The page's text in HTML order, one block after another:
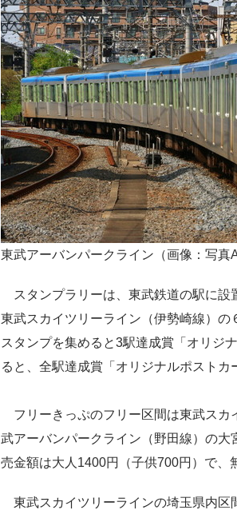
東武アーバンパークライン（画像：写真
スタンプラリーは、東武鉄道の駅に設
東武スカイツリーライン（伊勢崎線）
スタンプを集めると3駅達成賞「オリジ
ると、全駅達成賞「オリジナルポストカ
フリーきっぷのフリー区間は東武スカ
武アーバンパークライン（野田線）の
売金額は大人1400円（子供700円）で、
東武スカイツリーラインの埼玉県内区